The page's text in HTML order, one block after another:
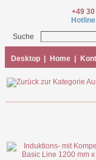
+49
Suche
Desktop Home